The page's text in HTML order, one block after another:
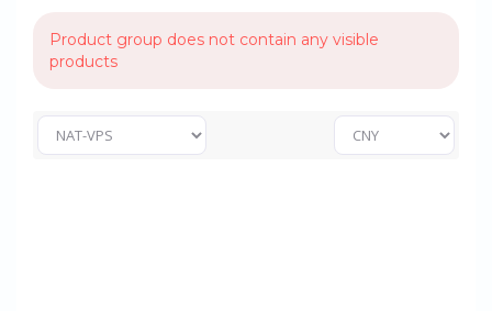
Product group does not contain any visible
products